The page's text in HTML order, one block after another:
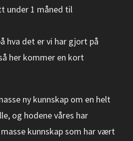
under 1 måned til
hva det er vi har gjort på
her kommer en kort
ny kunnskap om en helt
og hodene våres har
kunnskap som har vært